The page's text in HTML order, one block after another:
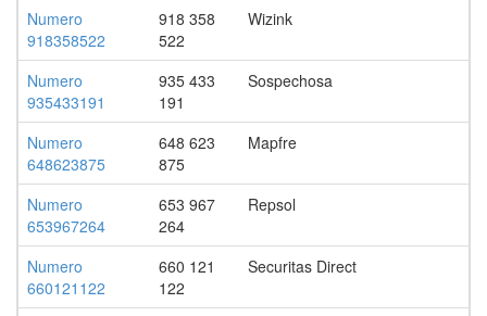
Numero
918358522
918 358
522
Wizink
Numero
935433191
935 433
191
Sospechosa
Numero
648623875
648 623
875
Mapfre
Numero
653967264
653 967
264
Repsol
Numero
660121122
660 121
122
Securitas Direct